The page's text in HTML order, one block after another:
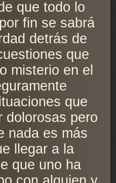
que todo lo
fin se sabrá
detrás de
que
misterio en el
que
dolorosas pero
nada es más
llegar a la
que uno ha